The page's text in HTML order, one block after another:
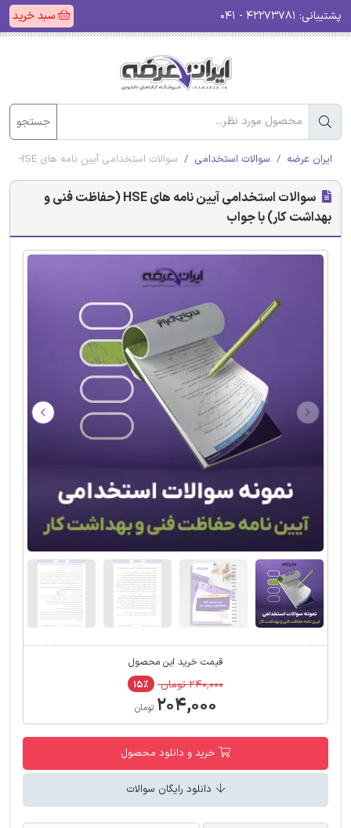
پشتیبانی: سبد خرید
جستجو
ایران عرضه سوالات استخدامی سوالات استخدامی آیین نامه های HSE (حفاظت فنی و بهداشت کار) با جواب
سوالات استخدامی آیین نامه های HSE (حفاظت فنی و
بهداشت کار) با جواب
قیمت خرید این محصول
۲۴۰,۰۰۰ تومان ۱۵٪
۲۰۴,۰۰۰ تومان
خرید و دانلود محصول
دانلود رایگان سوالات